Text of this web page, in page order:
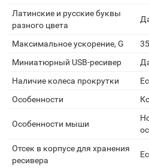
Латинские и русские буквы
разного цвета
Максимальное ускорение, G
35
Миниатюрный USB-ресивер
Наличие колеса прокрутки
Особенности
Особенности мыши
Отсек в корпусе для хранения
ресивера